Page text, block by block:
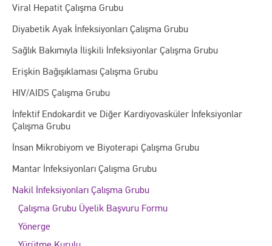
Viral Hepatit Çalışma Grubu
Diyabetik Ayak İnfeksiyonları Çalışma Grubu
Sağlık Bakımıyla İlişkili İnfeksiyonlar Çalışma Grubu
Erişkin Bağışıklaması Çalışma Grubu
HIV/AIDS Çalışma Grubu
İnfektif Endokardit ve Diğer Kardiyovasküler İnfeksiyonlar
Çalışma Grubu
İnsan Mikrobiyom ve Biyoterapi Çalışma Grubu
Mantar İnfeksiyonları Çalışma Grubu
Nakil İnfeksiyonları Çalışma Grubu
Çalışma Grubu Üyelik Başvuru Formu
Yönerge